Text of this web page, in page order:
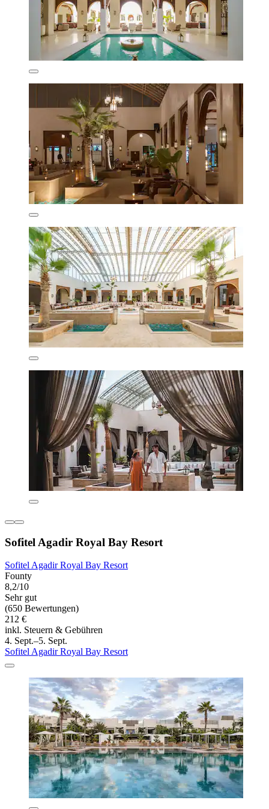
Sofitel Agadir Royal Bay Resort
Sofitel Agadir Royal Bay Resort
Founty
8,2/10
Sehr gut
(650 Bewertungen)
212 €
inkl. Steuern & Gebühren
4. Sept.–5. Sept.
Sofitel Agadir Royal Bay Resort